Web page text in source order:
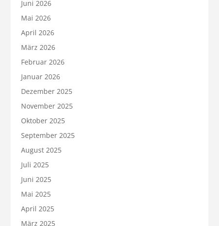
Juni 2026
Mai 2026
April 2026
März 2026
Februar 2026
Januar 2026
Dezember 2025
November 2025
Oktober 2025
September 2025
August 2025
Juli 2025
Juni 2025
Mai 2025
April 2025
März 2025